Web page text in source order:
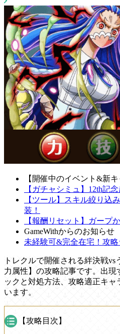
【開催中のイベント&新キ
【ガチャシミュ】12th記
【ツール】スキル絞り込
装！
【報酬リセット】ガープ
GameWithからのお知らせ
未経験可&完全在宅！攻略
トレクルで開催される絆決戦
力属性】の攻略記事です。出現
ックと対処方法、攻略適正キ
います。
【攻略目次】